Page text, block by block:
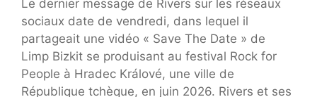
Le dernier message de Rivers sur les réseaux
sociaux date de vendredi, dans lequel il
partageait une vidéo « Save The Date » de
Limp Bizkit se produisant au festival Rock for
People à Hradec Králové, une ville de
République tchèque, en juin 2026. Rivers et ses